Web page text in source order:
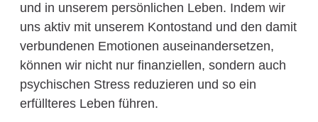
und in unserem persönlichen Leben. Indem wir
uns aktiv mit unserem Kontostand und den damit
verbundenen Emotionen auseinandersetzen,
können wir nicht nur finanziellen, sondern auch
psychischen Stress reduzieren und so ein
erfüllteres Leben führen.